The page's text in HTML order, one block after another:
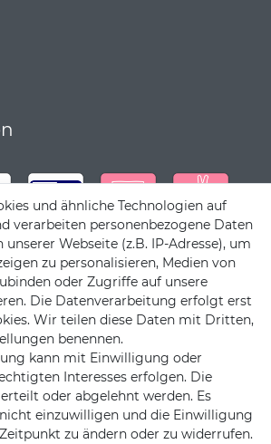
und ähnliche Technologien auf
verarbeiten personenbezogene Daten
Webseite (z.B. IP-Adresse), um
zu personalisieren, Medien von
oder Zugriffe auf unsere
Die Datenverarbeitung erfolgt erst
Wir teilen diese Daten mit Dritten,
benennen.
kann mit Einwilligung oder
Interesses erfolgen. Die
oder abgelehnt werden. Es
einzuwilligen und die Einwilligung
zu ändern oder zu widerrufen.